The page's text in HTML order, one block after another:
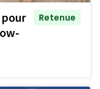
pour
Retenue